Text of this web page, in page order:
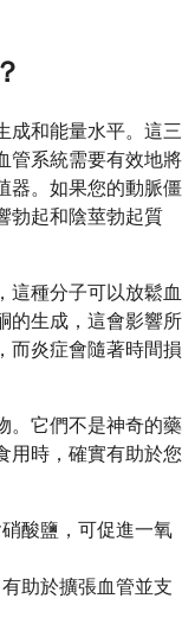
成和能量水平。這三
管系統需要有效地將
器。如果您的動脈僵
勃起和陰莖勃起質
這種分子可以放鬆血
的生成，這會影響所
而炎症會隨著時間損
。它們不是神奇的藥
用時，確實有助於您
酸鹽，可促進一氧
助於擴張血管並支